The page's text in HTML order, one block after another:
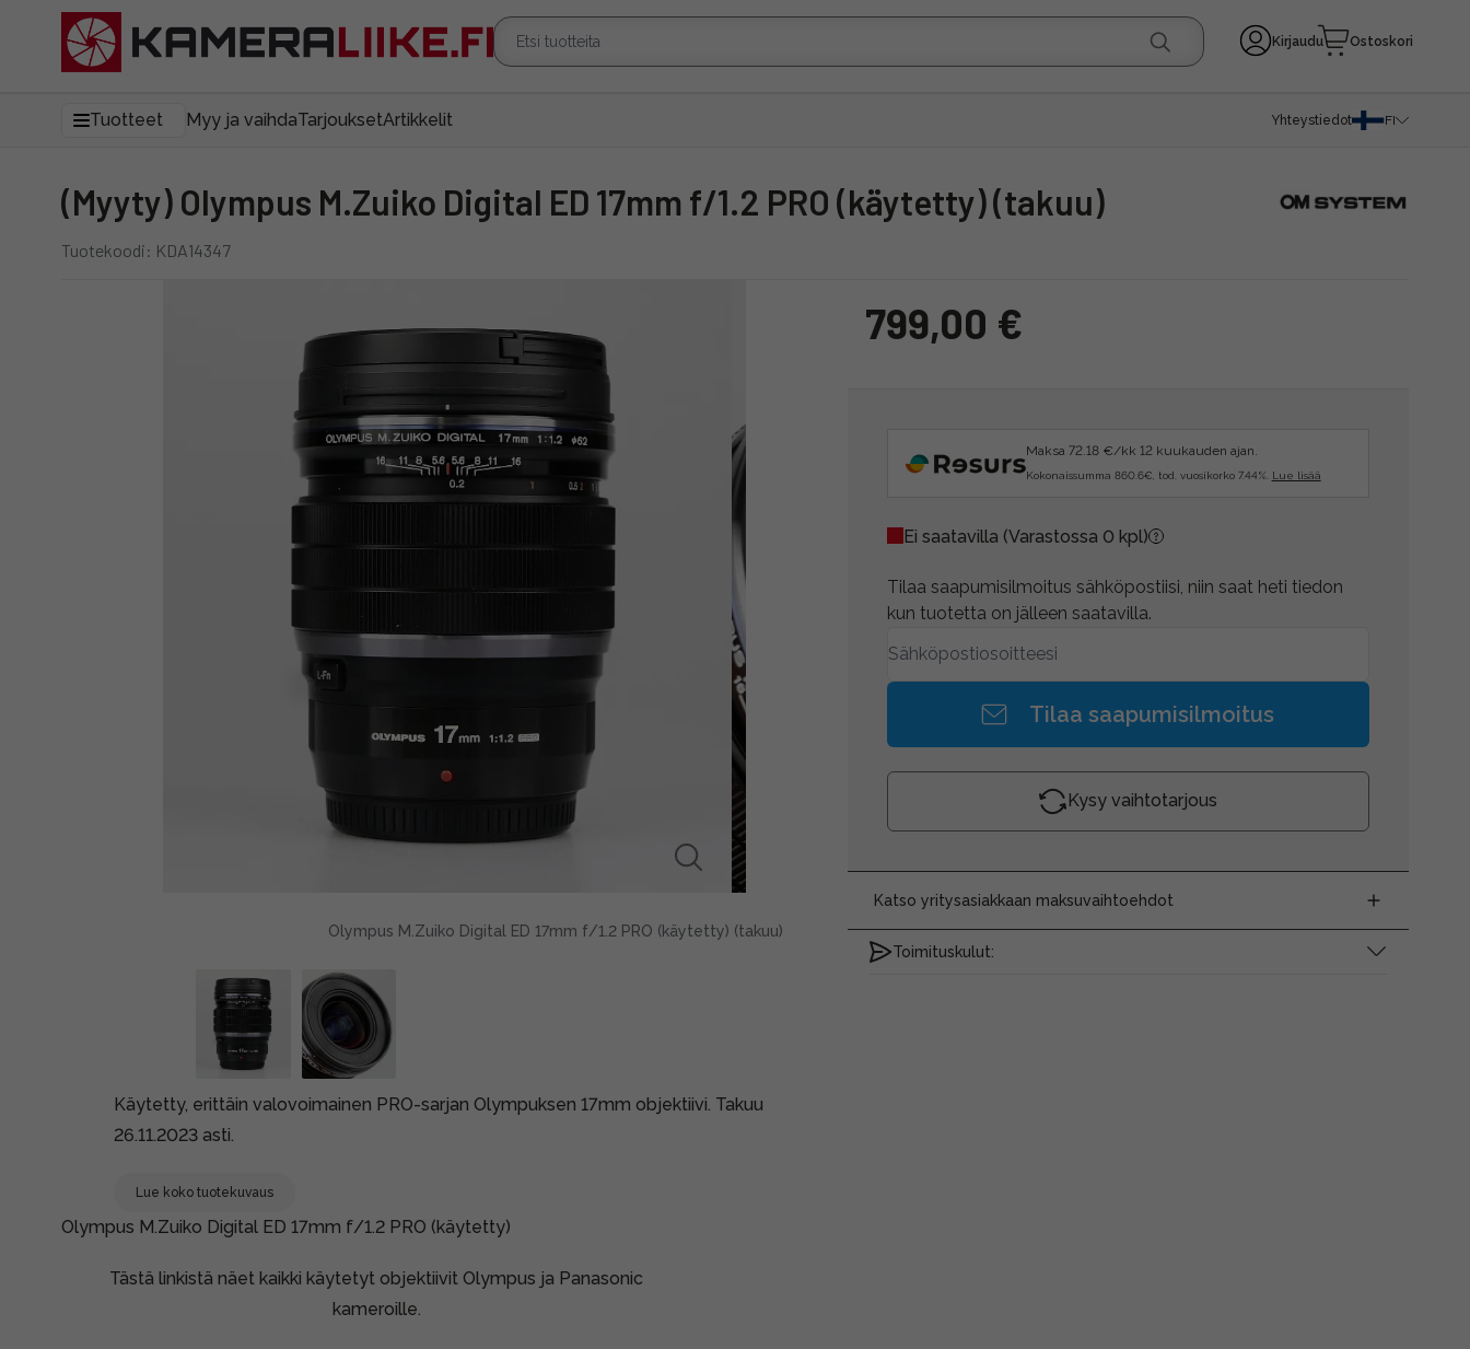
Kirjaudu Ostoskori
Tuotteet Myy ja vaihdaTarjouksetArtikkelit Yhteystiedot FI
(Myyty) Olympus M.Zuiko Digital ED 17mm f/1.2 PRO (käytetty) (takuu)
Tuotekoodi: KDA14347
Olympus M.Zuiko Digital ED 17mm f/1.2 PRO (käytetty) (takuu)
Käytetty, erittäin valovoimainen PRO-sarjan Olympuksen 17mm objektiivi. Takuu
26.11.2023 asti.
Lue koko tuotekuvaus
799,00 €
Maksa 72.18 €/kk 12 kuukauden ajan.
Kokonaissumma 860.6€, tod. vuosikorko 7.44%. Lue lisää
Ei saatavilla (Varastossa 0 kpl)
Tilaa saapumisilmoitus sähköpostiisi, niin saat heti tiedon
kun tuotetta on jälleen saatavilla.
Tilaa saapumisilmoitus
Kysy vaihtotarjous
Katso yritysasiakkaan maksuvaihtoehdot
Toimituskulut:
Olympus M.Zuiko Digital ED 17mm f/1.2 PRO (käytetty)
Tästä linkistä näet kaikki käytetyt objektiivit Olympus ja Panasonic
kameroille.